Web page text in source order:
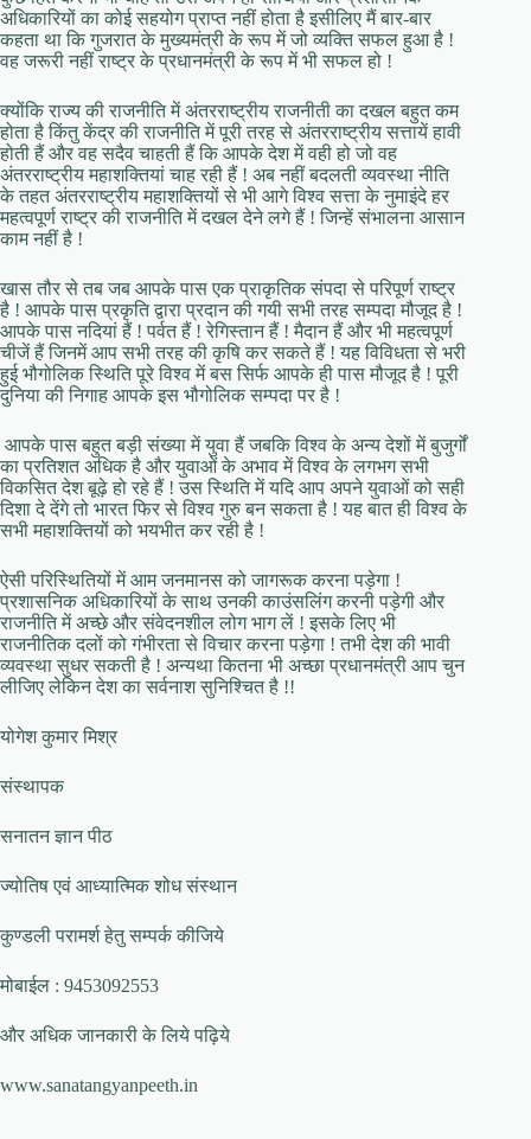
अधिकारियों का कोई सहयोग प्राप्त नहीं होता है इसीलिए मैं बार-बार
कहता था कि गुजरात के मुख्यमंत्री के रूप में जो व्यक्ति सफल हुआ है !
वह जरूरी नहीं राष्ट्र के प्रधानमंत्री के रूप में भी सफल हो !
क्योंकि राज्य की राजनीति में अंतरराष्ट्रीय राजनीती का दखल बहुत कम
होता है किंतु केंद्र की राजनीति में पूरी तरह से अंतरराष्ट्रीय सत्तायें हावी
होती हैं और वह सदैव चाहती हैं कि आपके देश में वही हो जो वह
अंतरराष्ट्रीय महाशक्तियां चाह रही हैं ! अब नहीं बदलती व्यवस्था नीति
के तहत अंतरराष्ट्रीय महाशक्तियों से भी आगे विश्व सत्ता के नुमाइंदे हर
महत्वपूर्ण राष्ट्र की राजनीति में दखल देने लगे हैं ! जिन्हें संभालना आसान
काम नहीं है !
खास तौर से तब जब आपके पास एक प्राकृतिक संपदा से परिपूर्ण राष्ट्र
है ! आपके पास प्रकृति द्वारा प्रदान की गयी सभी तरह सम्पदा मौजूद है !
आपके पास नदियां हैं ! पर्वत हैं ! रेगिस्तान हैं ! मैदान हैं और भी महत्वपूर्ण
चीजें हैं जिनमें आप सभी तरह की कृषि कर सकते हैं ! यह विविधता से भरी
हुई भौगोलिक स्थिति पूरे विश्व में बस सिर्फ आपके ही पास मौजूद है ! पूरी
दुनिया की निगाह आपके इस भौगोलिक सम्पदा पर है !
आपके पास बहुत बड़ी संख्या में युवा हैं जबकि विश्व के अन्य देशों में बुजुर्गों
का प्रतिशत अधिक है और युवाओं के अभाव में विश्व के लगभग सभी
विकसित देश बूढ़े हो रहे हैं ! उस स्थिति में यदि आप अपने युवाओं को सही
दिशा दे देंगे तो भारत फिर से विश्व गुरु बन सकता है ! यह बात ही विश्व के
सभी महाशक्तियों को भयभीत कर रही है !
ऐसी परिस्थितियों में आम जनमानस को जागरूक करना पड़ेगा !
प्रशासनिक अधिकारियों के साथ उनकी काउंसलिंग करनी पड़ेगी और
राजनीति में अच्छे और संवेदनशील लोग भाग लें ! इसके लिए भी
राजनीतिक दलों को गंभीरता से विचार करना पड़ेगा ! तभी देश की भावी
व्यवस्था सुधर सकती है ! अन्यथा कितना भी अच्छा प्रधानमंत्री आप चुन
लीजिए लेकिन देश का सर्वनाश सुनिश्चित है !!
योगेश कुमार मिश्र
संस्थापक
सनातन ज्ञान पीठ
ज्योतिष एवं आध्यात्मिक शोध संस्थान
कुण्डली परामर्श हेतु सम्पर्क कीजिये
मोबाईल : 9453092553
और अधिक जानकारी के लिये पढ़िये
www.sanatangyanpeeth.in